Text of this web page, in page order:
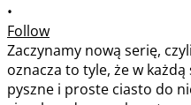
•
Follow
Zaczynamy nową serię,
oznacza to tyle, że w
pyszne i proste ciasto do